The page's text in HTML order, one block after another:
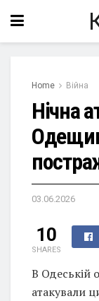
Home Війна
Нічна
03.06.2026
10
SHARES
В Одеській
атакували